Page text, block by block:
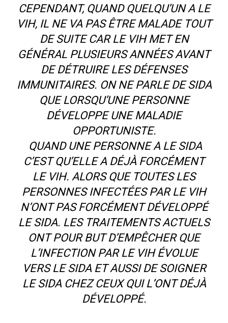
CEPENDANT, QUAND QUELQU’UN A LE
VIH, IL NE VA PAS ÊTRE MALADE TOUT
DE SUITE CAR LE VIH MET EN
GÉNÉRAL PLUSIEURS ANNÉES AVANT
DE DÉTRUIRE LES DÉFENSES
IMMUNITAIRES. ON NE PARLE DE SIDA
QUE LORSQU’UNE PERSONNE
DÉVELOPPE UNE MALADIE
OPPORTUNISTE.
QUAND UNE PERSONNE A LE SIDA
C’EST QU’ELLE A DÉJÀ FORCÉMENT
LE VIH. ALORS QUE TOUTES LES
PERSONNES INFECTÉES PAR LE VIH
N’ONT PAS FORCÉMENT DÉVELOPPÉ
LE SIDA. LES TRAITEMENTS ACTUELS
ONT POUR BUT D’EMPÊCHER QUE
L’INFECTION PAR LE VIH ÉVOLUE
VERS LE SIDA ET AUSSI DE SOIGNER
LE SIDA CHEZ CEUX QUI L’ONT DÉJÀ
DÉVELOPPÉ.